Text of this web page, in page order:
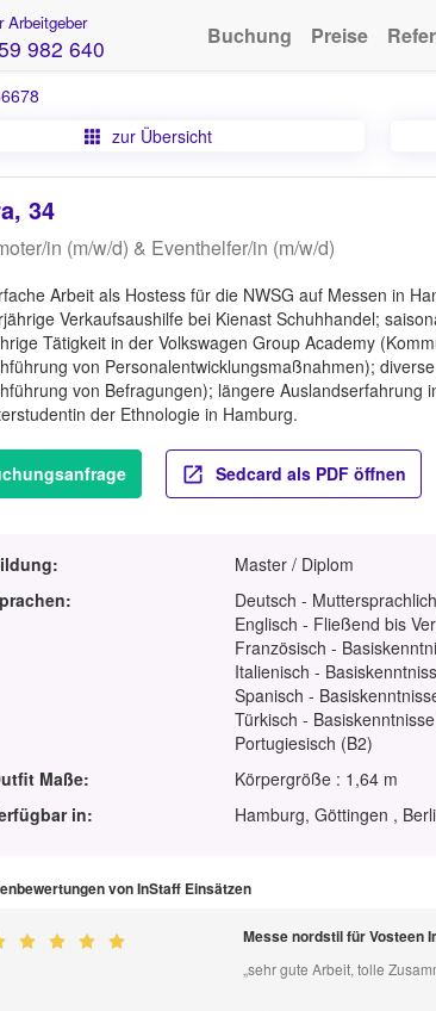
Arbeitgeber
982 640 Buchung Preise
zur Übersicht
34
in (m/w/d) & Eventhelfer/in (m/w/d)
Arbeit als Hostess für die NWSG auf Messen in
Verkaufsaushilfe bei Kienast Schuhhandel;
Tätigkeit in der Volkswagen Group Academy
von Personalentwicklungsmaßnahmen);
von Befragungen); längere Auslandserfahrung
der Ethnologie in Hamburg.
Sedcard als PDF öffnen
Master / Diplom
Deutsch -
Englisch - Fließend bis
Französisch -
Italienisch -
Spanisch -
Türkisch -
Portugiesisch (B2)
Maße:
Körpergröße : 1,64 m
in:
Hamburg, Göttingen ,
von InStaff Einsätzen
Messe nordstil für Vosteen
„sehr gute Arbeit, tolle